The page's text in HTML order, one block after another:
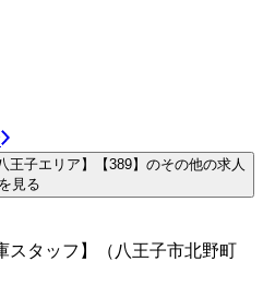
王子エリア】【389】のその他の求人
を見る
スタッフ】（八王子市北野町